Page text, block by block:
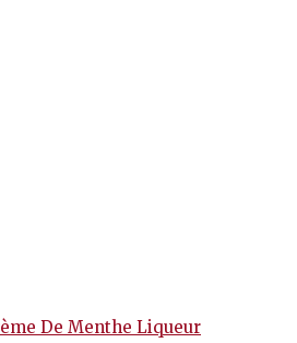
De Menthe Liqueur